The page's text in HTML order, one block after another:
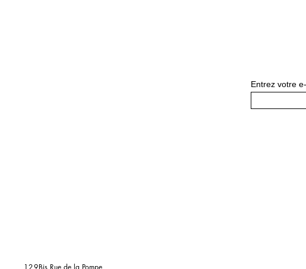
Entrez votre
129Bis Rue de la Pompe